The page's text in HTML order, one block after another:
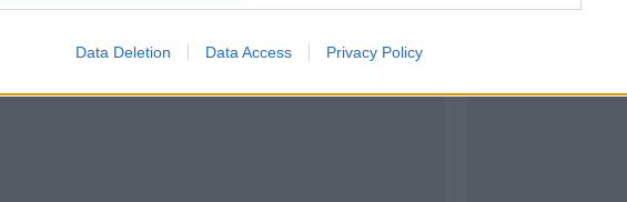
Data Deletion Data Access Privacy Policy